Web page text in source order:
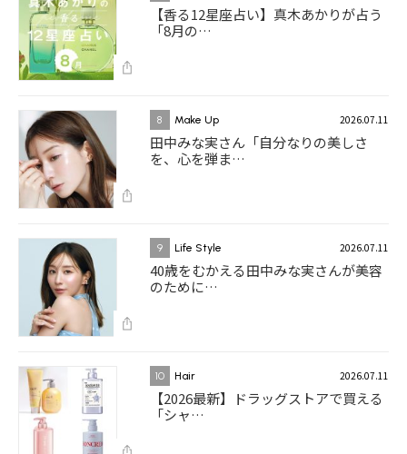
【香る12星座占い】真木あかりが占う
「8月の…
8 Make Up 2026.07.11
田中みな実さん「自分なりの美しさ
を、心を弾ま…
9 Life Style 2026.07.11
40歳をむかえる田中みな実さんが美容
のために…
10 Hair 2026.07.11
【2026最新】ドラッグストアで買える
「シャ…